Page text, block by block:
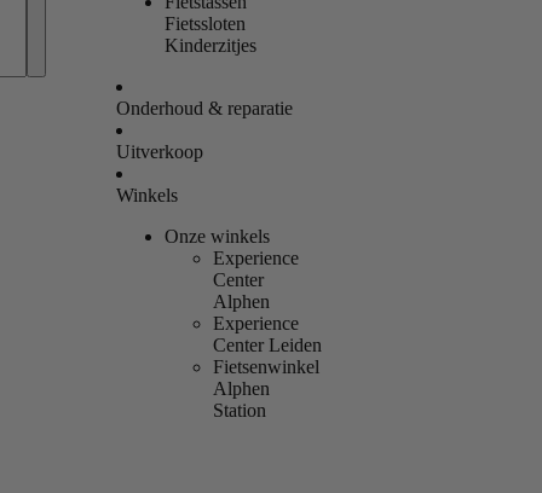
Fietssloten
Kinderzitjes
Onderhoud & reparatie
Uitverkoop
Winkels
Onze winkels
Experience
Center
Alphen
Experience
Center Leiden
Fietsenwinkel
Alphen
Station
Bestellingen
Profiel